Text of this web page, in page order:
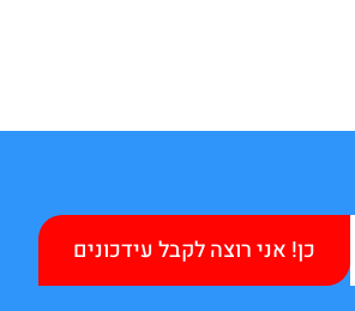
כן! אני רוצה לקבל עידכונים